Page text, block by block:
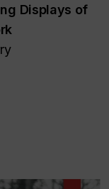
Displays of